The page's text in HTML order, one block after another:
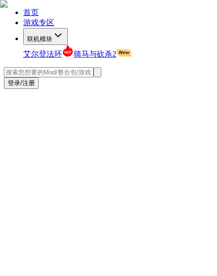
首页
游戏专区
联机模块
艾尔登法环 骑马与砍杀2
登录/注册